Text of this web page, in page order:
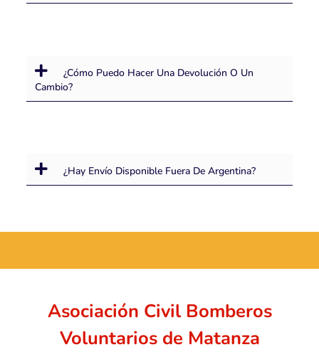
¿Cómo Puedo Hacer Una Devolución O Un
Cambio?
¿Hay Envío Disponible Fuera De Argentina?
Asociación Civil Bomberos
Voluntarios de Matanza